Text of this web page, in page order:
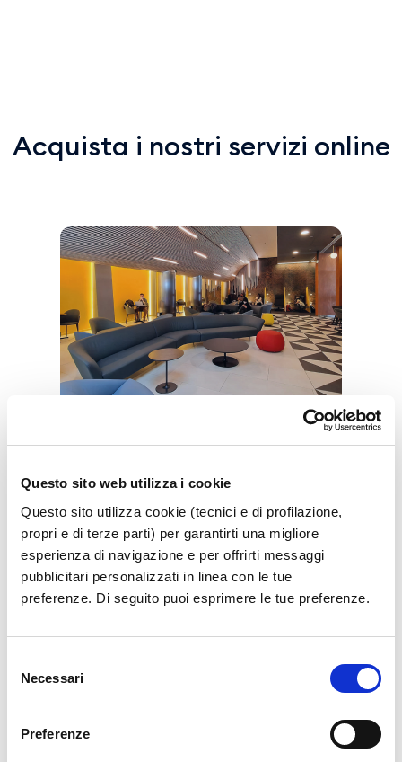
Questo sito web utilizza i cookie
Questo sito utilizza cookie (tecnici e di profilazione,
propri e di terze parti) per garantirti una migliore
esperienza di navigazione e per offrirti messaggi
pubblicitari personalizzati in linea con le tue
preferenze. Di seguito puoi esprimere le tue preferenze.
delNecessari
Preferenze
Acquista i nostri servizi online
Get cozy in the exclusive Vip Lounge
Show more